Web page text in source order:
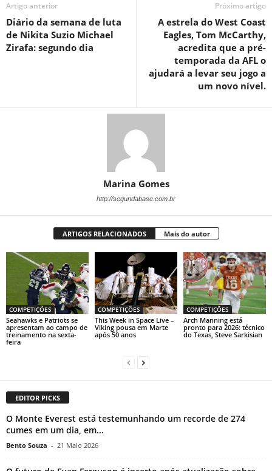
Artigo anterior
Diário da semana de luta
de Nikita Suzio Michael
Zirafa: segundo dia
Próximo artigo
A estrela do West Coast
Eagles, Tom McCarthy,
acredita que a pré-
temporada da AFL o
ajudará a levar seu jogo a
um novo nível.
Marina Gomes
http://segundabase.com.br
ARTIGOS RELACIONADOS Mais do autor
COMPETIÇÕES
Seahawks e Patriots se
apresentam ao campo de
treinamento na sexta-
feira
COMPETIÇÕES
This Week in Space Live –
Viking pousa em Marte
após 50 anos
COMPETIÇÕES
Arch Manning está
pronto para 2026: técnico
do Texas, Steve Sarkisian
EDITOR PICKS
O Monte Everest está testemunhando um recorde de 274
cumes em um dia, em...
Bento Souza - 21 Maio 2026